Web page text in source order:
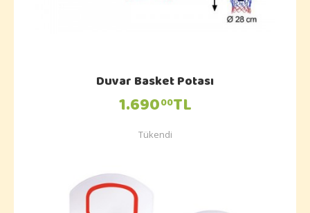
Duvar Basket Potası
1.69000TL
Tükendi